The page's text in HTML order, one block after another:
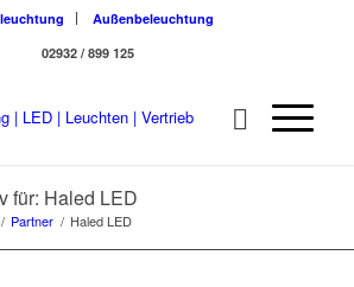
Außenbeleuchtung
02932 / 899 125
für: Haled LED
/ Partner / Haled LED